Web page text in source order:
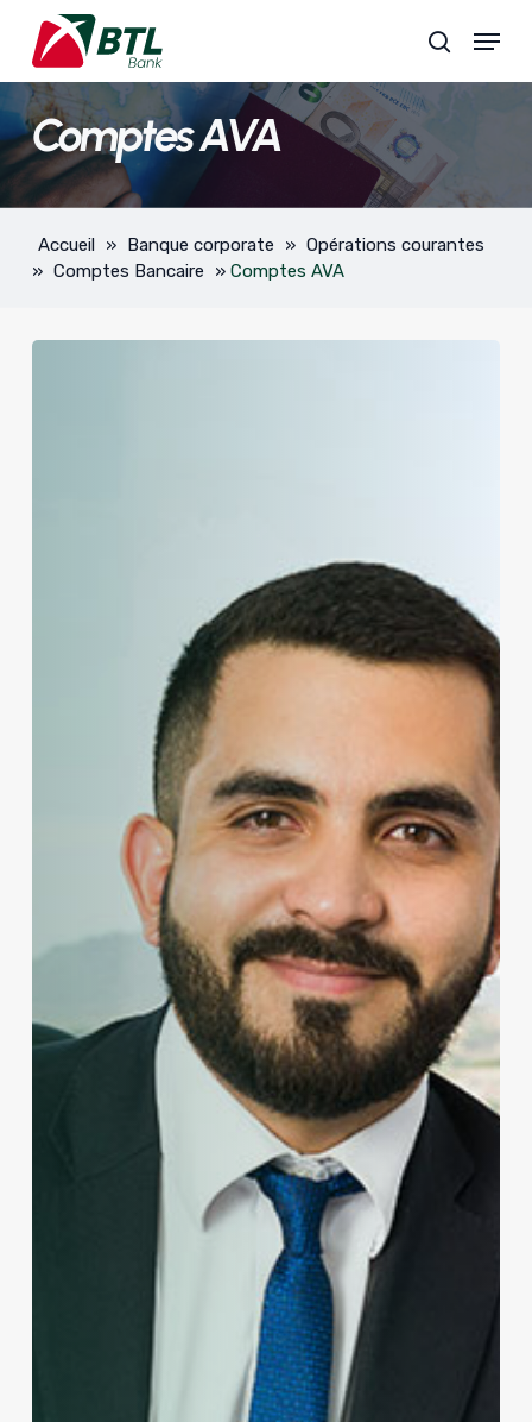
main
content
search
Menu
Comptes AVA
Accueil » Banque corporate » Opérations courantes
» Comptes Bancaire » Comptes AVA